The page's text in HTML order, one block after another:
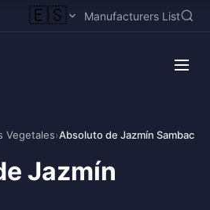
🇪🇸 Manufacturers List
Vegetales›Absoluto de Jazmín Sambac
Jazmín